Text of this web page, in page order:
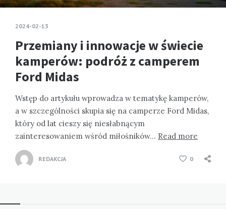
2024-02-13
Przemiany i innowacje w świecie
kamperów: podróż z camperem
Ford Midas
Wstęp do artykułu wprowadza w tematykę kamperów,
a w szczególności skupia się na camperze Ford Midas,
który od lat cieszy się niesłabnącym
zainteresowaniem wśród miłośników… Read more
REDAKCJA 0